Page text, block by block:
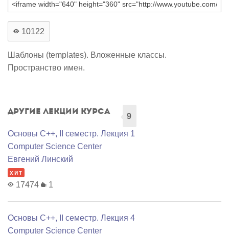
10122
Шаблоны (templates). Вложенные классы.
Пространство имен.
Другие лекции курса
9
Основы C++, II семестр. Лекция 1
Computer Science Center
Евгений Линский
хит
17474 1
Основы C++, II семестр. Лекция 4
Computer Science Center